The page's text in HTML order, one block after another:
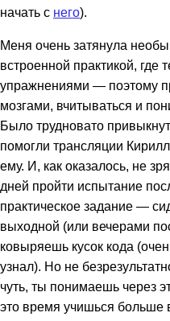
начать с него).
Меня очень затянула
встроенной практикой, где
упражнениями — поэтому
мозгами, вчитываться и
Было трудновато
помогли трансляции
ему. И, как оказалось, не
дней пройти испытание
практическое задание —
выходной (или вечерами
ковыряешь кусок кода
узнал). Но не
чуть, ты понимаешь через
это время учишься больше